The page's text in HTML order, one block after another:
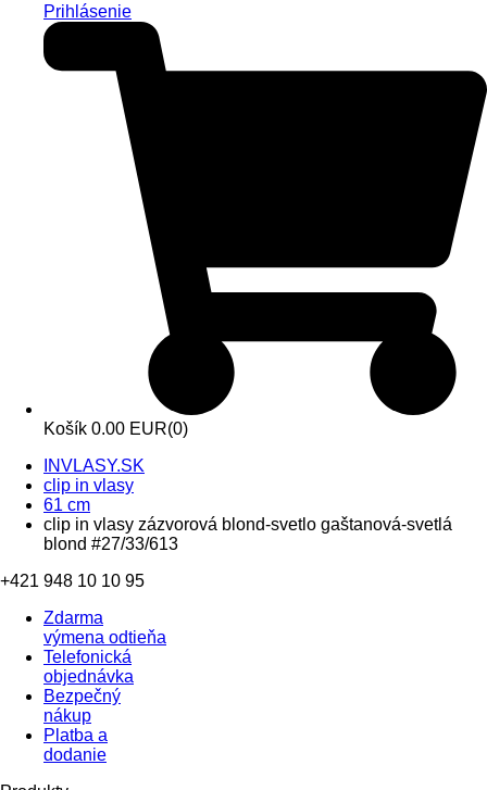
Prihlásenie
Košík 0.00 EUR(0)
INVLASY.SK
clip in vlasy
61 cm
clip in vlasy zázvorová blond-svetlo gaštanová-svetlá
blond #27/33/613
+421 948 10 10 95
Zdarma
výmena odtieňa
Telefonická
objednávka
Bezpečný
nákup
Platba a
dodanie